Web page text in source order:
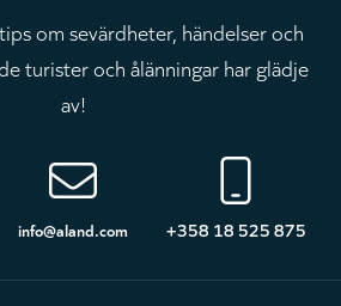
om sevärdheter, händelser och
turister och ålänningar har glädje
av!
info@aland.com +358 18 525 875